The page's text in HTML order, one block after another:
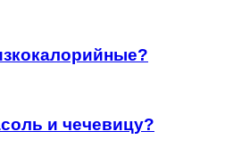
и чечевицу?